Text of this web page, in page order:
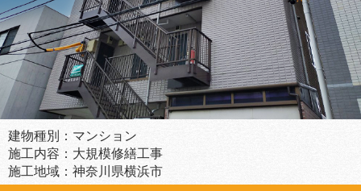
建物種別：マンション
施工内容：大規模修繕工事
施工地域：神奈川県横浜市